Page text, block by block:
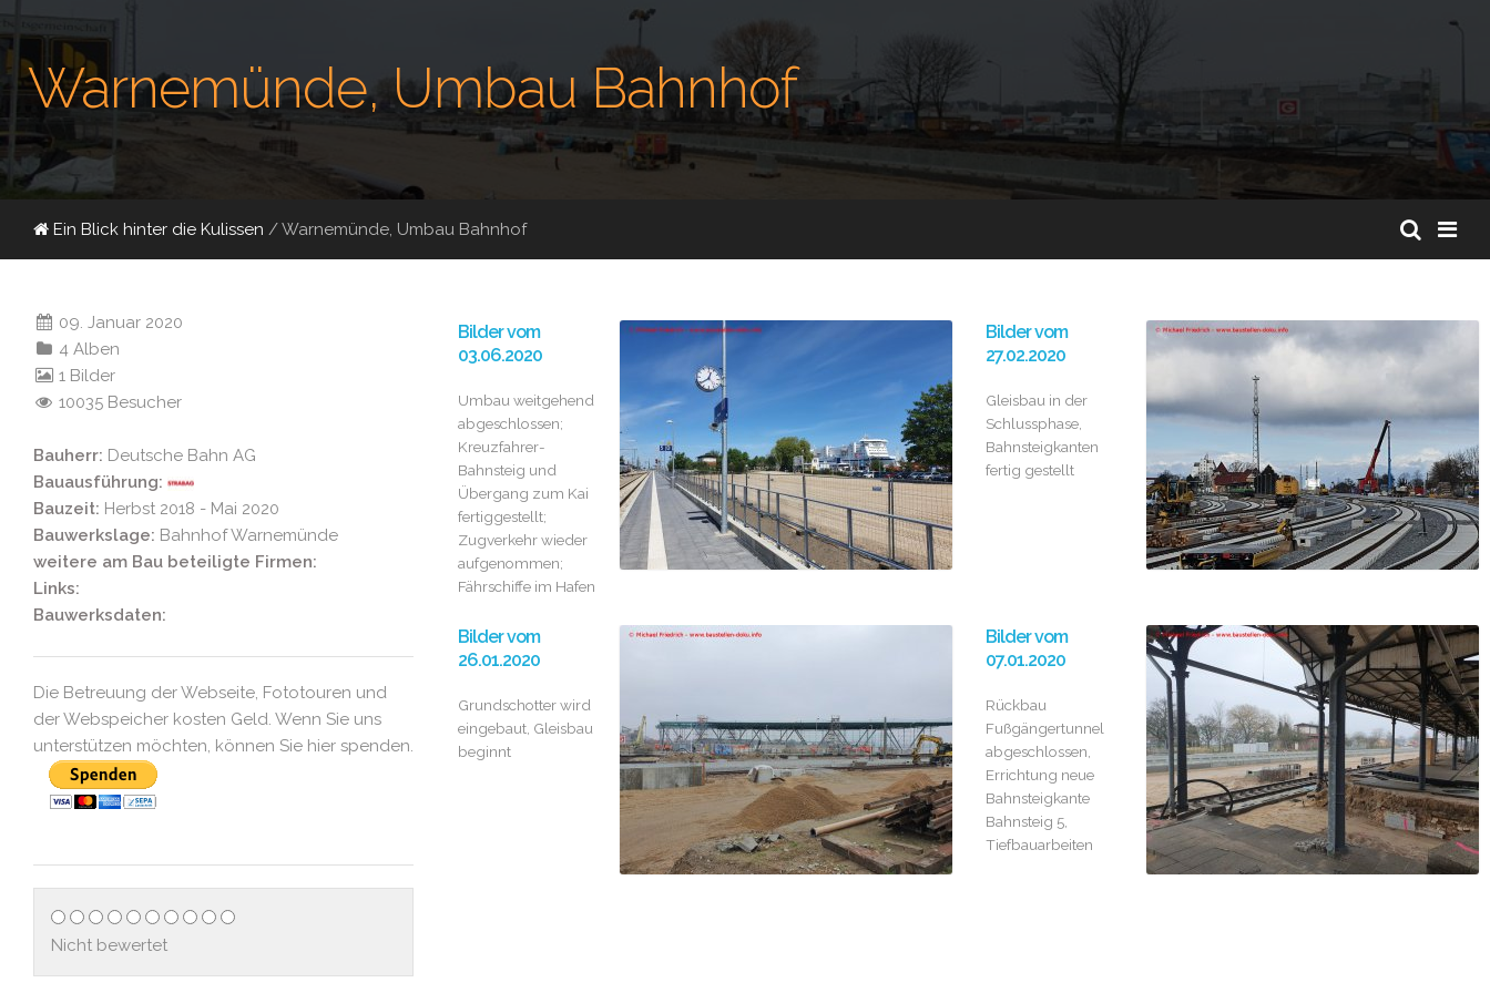
Warnemünde, Umbau Bahnhof
Ein Blick hinter die Kulissen / Warnemünde, Umbau Bahnhof
Bilder vom
03.06.2020
Umbau weitgehend
abgeschlossen;
Kreuzfahrer-
Bahnsteig und
Übergang zum Kai
fertiggestellt;
Zugverkehr wieder
aufgenommen;
Fährschiffe im Hafen
Bilder vom
27.02.2020
Gleisbau in der
Schlussphase,
Bahnsteigkanten
fertig gestellt
Bilder vom
26.01.2020
Grundschotter wird
eingebaut, Gleisbau
beginnt
Bilder vom
07.01.2020
Rückbau
Fußgängertunnel
abgeschlossen,
Errichtung neue
Bahnsteigkante
Bahnsteig 5,
Tiefbauarbeiten
09. Januar 2020
4 Alben
1 Bilder
10035 Besucher
Bauherr: Deutsche Bahn AG
Bauausführung:
Bauzeit: Herbst 2018 - Mai 2020
Bauwerkslage: Bahnhof Warnemünde
weitere am Bau beteiligte Firmen:
Links:
Bauwerksdaten:
Die Betreuung der Webseite, Fototouren und
der Webspeicher kosten Geld. Wenn Sie uns
unterstützen möchten, können Sie hier spenden.
Nicht bewertet